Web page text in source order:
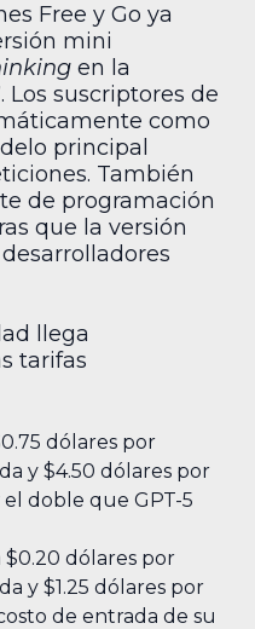
Free y Go ya
mini
en la
. Los suscriptores de
como
principal
También
de programación
que la versión
llega
tarifas
dólares por
y $4.50 dólares por
doble que GPT-5
$0.20 dólares por
y $1.25 dólares por
de entrada de su